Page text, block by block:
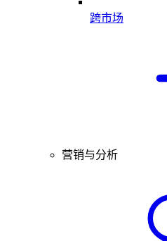
跨市场
营销与分析